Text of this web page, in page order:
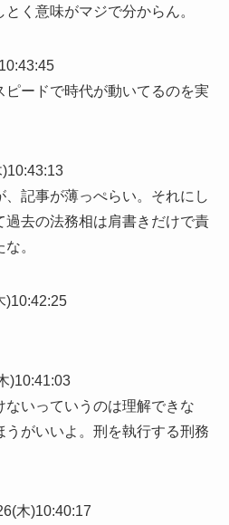
く意味がマジで分からん。
ードで時代が動いてるのを実
記事が薄っぺらい。それにし
過去の法務相は肩書きだけで責
。
)10:42:25
)10:41:03
いっていうのは理解できな
うがいいよ。刑を執行する刑務
木)10:40:17